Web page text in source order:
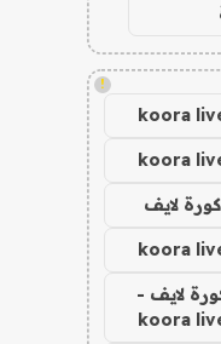
!
koora
koora
كورة لايف
koora
لايف -
koora